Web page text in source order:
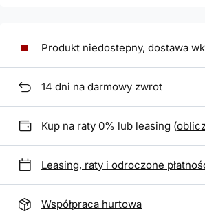
Produkt niedostepny, dostawa
14 dni na darmowy zwrot
Kup na raty 0% lub leasing (
Leasing, raty i odroczone
Współpraca hurtowa